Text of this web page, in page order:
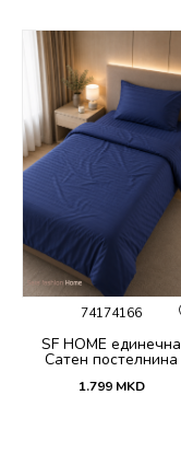
74174166
SF HOME единечна
Сатен постелнина
1.799 MKD